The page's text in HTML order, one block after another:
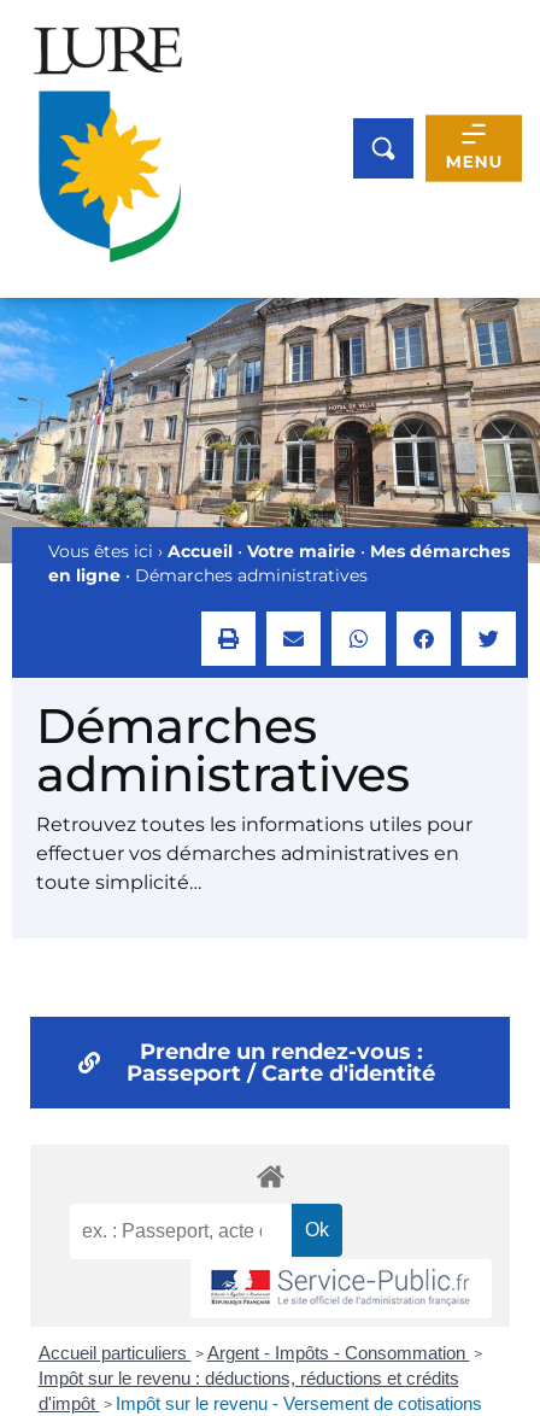
Vous êtes ici › Accueil • Votre mairie • Mes démarches
en ligne • Démarches administratives
Démarches
administratives
Retrouvez toutes les informations utiles pour
effectuer vos démarches administratives en
toute simplicité…
Prendre un rendez-vous :
Passeport / Carte d'identité
Accueil particuliers > Argent - Impôts - Consommation >
Impôt sur le revenu : déductions, réductions et crédits
d'impôt > Impôt sur le revenu - Versement de cotisations